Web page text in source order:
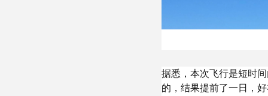
据悉，本次飞行是短时
的，结果提前了一日，